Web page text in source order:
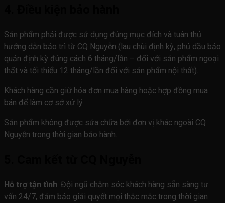
Sản phẩm phải được sử dụng đúng mục đích và tuân thủ
hướng dẫn bảo trì từ CQ Nguyễn (lau chùi định kỳ, phủ dầu bảo
quản định kỳ đúng cách 6 tháng/lần – đối với sản phẩm ngoại
thất và tối thiểu 12 tháng/lần đối với sản phẩm nội thất).
Khách hàng cần giữ hóa đơn mua hàng hoặc hợp đồng mua
bán để làm cơ sở xử lý.
Sản phẩm không được sửa chữa bởi đơn vị khác ngoài CQ
Nguyễn trong thời gian bảo hành.
Hỗ trợ tận tình: Đội ngũ chăm sóc khách hàng sẵn sàng tư
vấn 24/7, đảm bảo giải quyết mọi thắc mắc trong thời gian